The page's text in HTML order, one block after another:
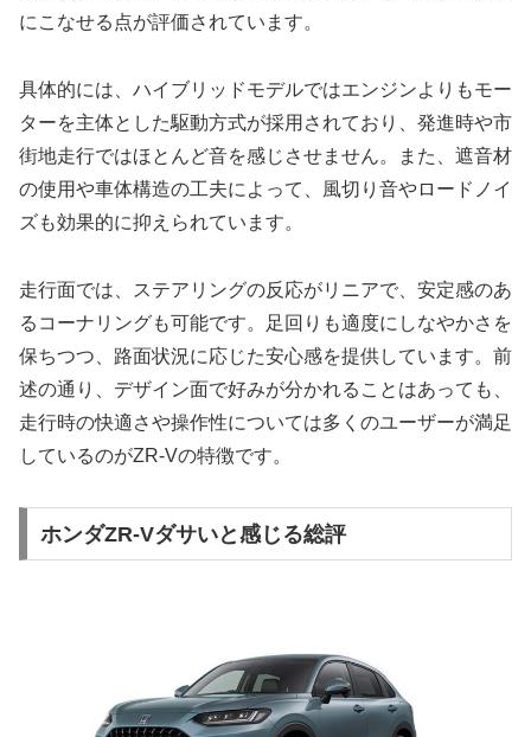
にこなせる点が評価されています。
具体的には、ハイブリッドモデルではエンジンよりもモー
ターを主体とした駆動方式が採用されており、発進時や市
街地走行ではほとんど音を感じさせません。また、遮音材
の使用や車体構造の工夫によって、風切り音やロードノイ
ズも効果的に抑えられています。
走行面では、ステアリングの反応がリニアで、安定感のあ
るコーナリングも可能です。足回りも適度にしなやかさを
保ちつつ、路面状況に応じた安心感を提供しています。前
述の通り、デザイン面で好みが分かれることはあっても、
走行時の快適さや操作性については多くのユーザーが満足
しているのがZR-Vの特徴です。
ホンダZR-Vダサいと感じる総評